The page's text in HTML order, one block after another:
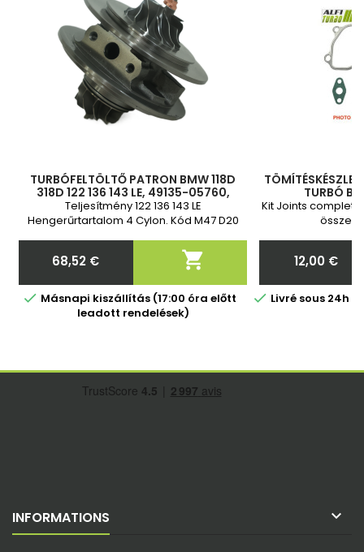
TURBÓFELTÖLTŐ PATRON BMW 118D
318D 122 136 143 LE, 49135-05760,
11654716165, 11657795496,
11657795497, 49135-05761, 49135-
05720,
Teljesítmény 122 136 143 LE
Hengerűrtartalom 4 Cylon. Kód M47 D20
Ár
68,52 € 
 Másnapi kiszállítás (17:00 óra előtt
leadott rendelések)
TURBÓ
Kit Joints
Ár
12,00 €
 Livré sous 24h
INFORMATIONS 